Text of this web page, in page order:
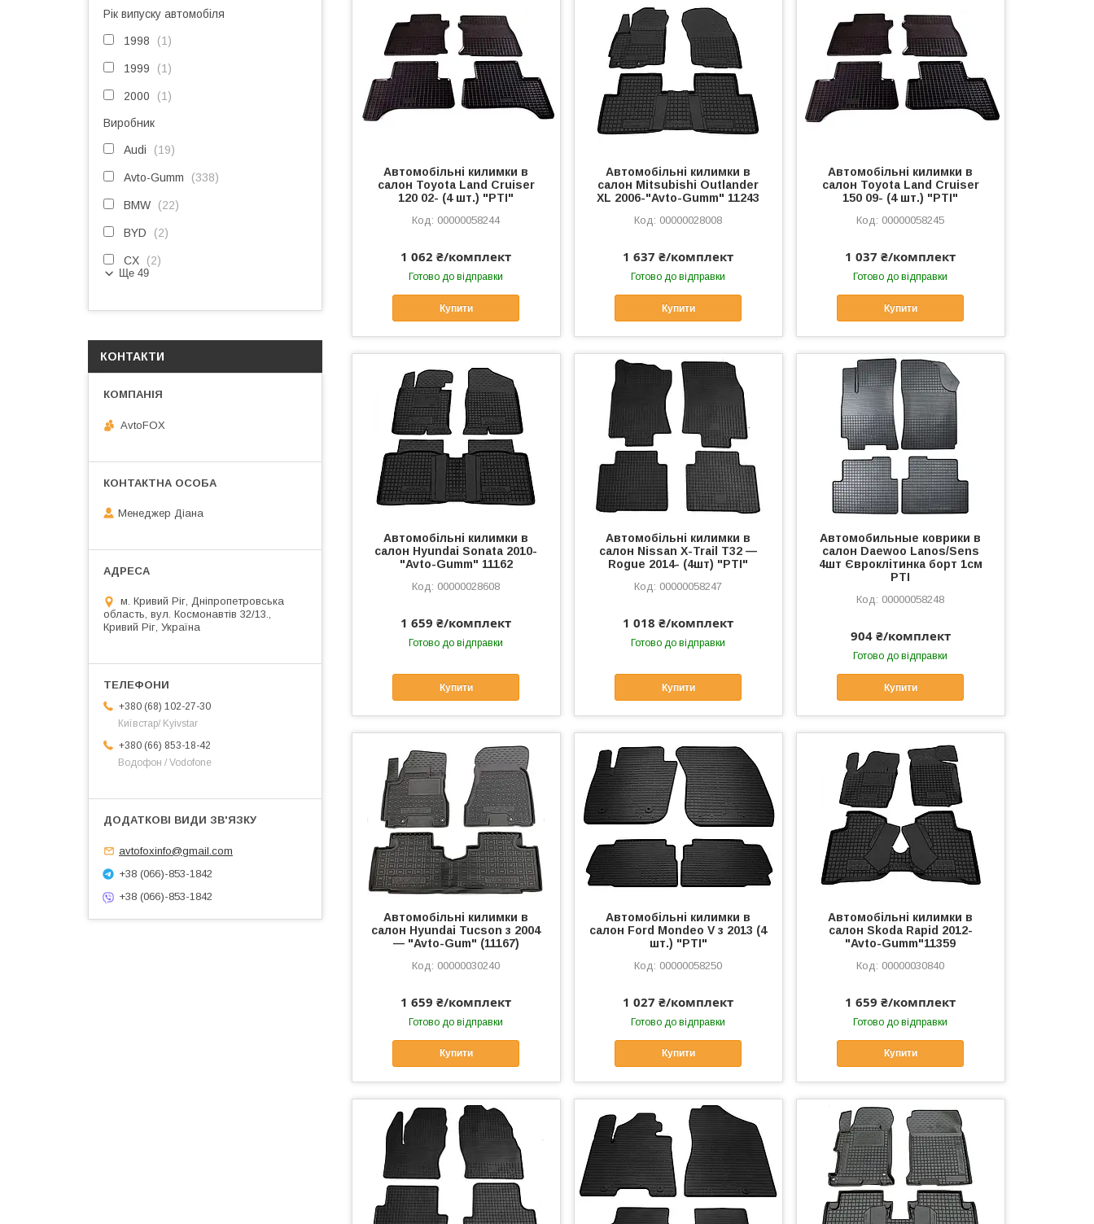
Автомобільні килимки в
салон Toyota Land Cruiser
120 02- (4 шт.) "РТІ"
00000058244
1 062 ₴/комплект
Готово до відправки
Купити
Автомобільні килимки в
салон Mitsubishi Outlander
XL 2006-"Avto-Gumm" 11243
00000028008
1 637 ₴/комплект
Готово до відправки
Купити
Автомобільні килимки в
салон Toyota Land Cruiser
150 09- (4 шт.) "РТІ"
00000058245
1 037 ₴/комплект
Готово до відправки
Купити
Автомобільні килимки в
салон Hyundai Sonata 2010-
"Avto-Gumm" 11162
00000028608
1 659 ₴/комплект
Готово до відправки
Купити
Автомобільні килимки в
салон Nissan X-Trail T32 —
Rogue 2014- (4шт) "РТІ"
00000058247
1 018 ₴/комплект
Готово до відправки
Купити
Автомобильные коврики в
салон Daewoo Lanos/Sens
4шт Євроклітинка борт 1см
РТІ
00000058248
904 ₴/комплект
Готово до відправки
Купити
Автомобільні килимки в
салон Hyundai Tucson з 2004
— "Avto-Gum" (11167)
00000030240
1 659 ₴/комплект
Готово до відправки
Купити
Автомобільні килимки в
салон Ford Mondeo V з 2013 (4
шт.) "РТІ"
00000058250
1 027 ₴/комплект
Готово до відправки
Купити
Автомобільні килимки в
салон Skoda Rapid 2012-
"Avto-Gumm"11359
00000030840
1 659 ₴/комплект
Готово до відправки
Купити
Рік випуску автомобіля
1998 1
1999 1
2000 1
Виробник
Audi 19
Avto-Gumm 338
BMW 22
BYD 2
CX 2
Ще 49
КОНТАКТИ
AvtoFOX
Менеджер Діана
м. Кривий Ріг, Дніпропетровська
область, вул. Космонавтів 32/13.,
Кривий Ріг, Україна
+380 (68) 102-27-30
Київстар/ Kyivstar
+380 (66) 853-18-42
Водофон / Vodofone
avtofoxinfo@gmail.com
+38 (066)-853-1842
+38 (066)-853-1842